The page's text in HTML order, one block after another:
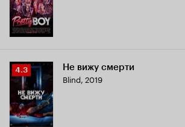
Рейтинг
Кинопоиска
4.3
4.3 Не вижу смерти
Blind, 2019